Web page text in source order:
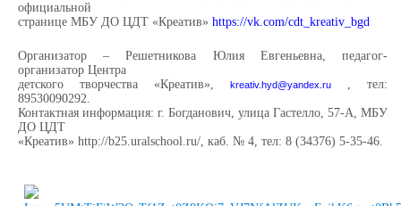
официальной
странице МБУ ДО ЦДТ «Креатив» https://vk.com/cdt_kreativ_bgd
Организатор – Решетникова Юлия Евгеньевна, педагог-
организатор Центра
детского творчества «Креатив»,
kreativ.hyd@yandex.ru
, тел:
89530090292.
Контактная информация: г. Богданович, улица Гастелло, 57-А, МБУ
ДО ЦДТ
«Креатив» http://b25.uralschool.ru/, каб. № 4, тел: 8 (34376) 5-35-46.